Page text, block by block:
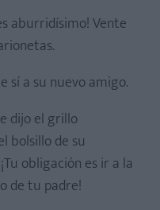
aburridísimo! Vente
sí a su nuevo amigo.
dijo el grillo
bolsillo de su
obligación es ir a la
de tu padre!